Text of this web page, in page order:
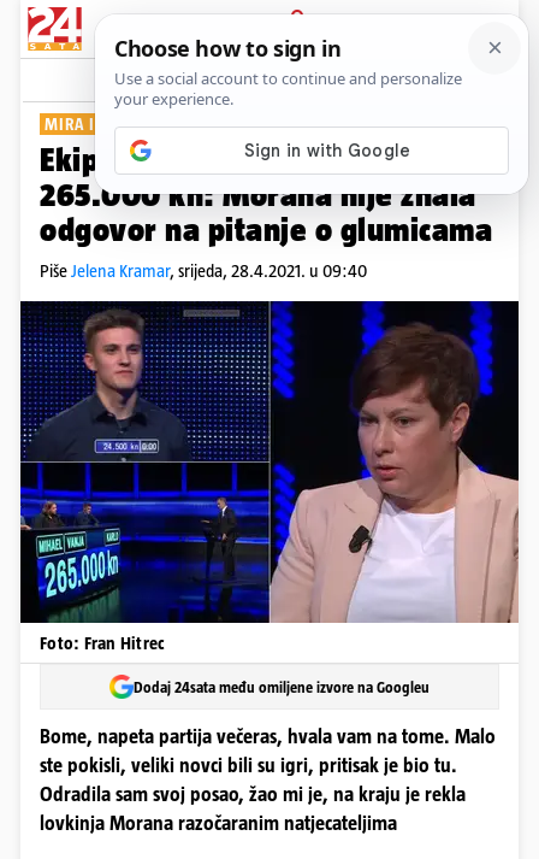
PRIJAVA
Show Komentari
MIRA ILI ENA? ZNATE LI VI?
Ekipa umalo osvojila rekordnih
265.000 kn: Morana nije znala
odgovor na pitanje o glumicama
PišeJelena Kramar, srijeda, 28.4.2021. u 09:40
Foto: Fran Hitrec
Dodaj 24sata među omiljene izvore na Googleu
Bome, napeta partija večeras, hvala vam na tome. Malo
ste pokisli, veliki novci bili su igri, pritisak je bio tu.
Odradila sam svoj posao, žao mi je, na kraju je rekla
lovkinja Morana razočaranim natjecateljima